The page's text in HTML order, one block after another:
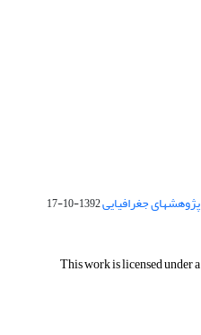
1392-10-17
This work is licensed under a